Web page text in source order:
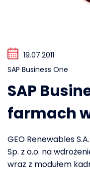
19.07.2011
SAP Business One
SAP
farmach
GEO Renewables
Sp. z o.o. na
wraz z modułem